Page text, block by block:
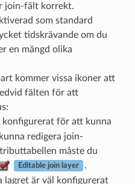
join-fält korrekt.
som standard
tidskrävande om du
en mängd olika
kommer vissa ikoner att
fälten för att
konfigurerat för att kunna
redigera join-
måste du
Editable join layer
.
lagret är väl konfigurerat